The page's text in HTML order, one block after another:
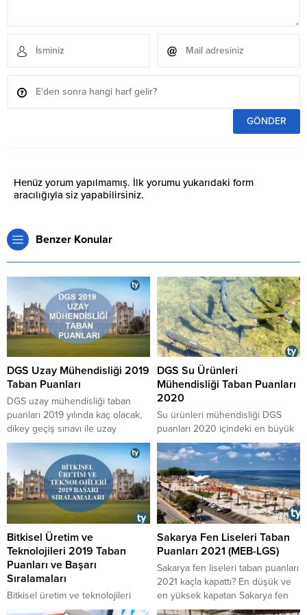
Henüz yorum yapılmamış. İlk yorumu yukarıdaki form
aracılığıyla siz yapabilirsiniz.
Benzer Konular
DGS Uzay Mühendisliği 2019
Taban Puanları
DGS uzay mühendisliği taban
puanları 2019 yılında kaç olacak,
dikey geçiş sınavı ile uzay
mühendisliği bölümüne kimler
hangi puan türü ile geçiş
yapabilir, DGS uzay mühendisliği
kontenjanları 2019 yılında kaç
olacaktır, 2018 DGS uzay
mühendisliği puanları içinde
bulunan en yüksek ve en düşük
uzay mühendisliği taban puanları
kaçtır gibi soruların...
DGS Su Ürünleri
Mühendisliği Taban Puanları
2020
​​​​​​​Su ürünleri mühendisliği DGS
puanları 2020 içindeki en büyük
taban puan ile en küçük taban
puan hangi üniversitelere aittir,
DGS su ürünleri mühendisliği
taban puanlar 2020 için neye
göre belirlenmektedir, DGS su
ürünleri mühendisliği taban
puanları 2020 listesindeki
puanlar kaça düşmüştür
sorularının cevapları ve DGS su
ürünleri mühendisliği puanları
2020...
Bitkisel Üretim ve
Teknolojileri 2019 Taban
Puanları ve Başarı
Sıralamaları
Bitkisel üretim ve teknolojileri
2019 başarı sıralamaları
Sakarya Fen Liseleri Taban
Puanları 2021 (MEB-LGS)
​​​​​​​Sakarya fen liseleri taban puanları
2021 kaçla kapattı? En düşük ve
en yüksek kapatan Sakarya fen
lisesi puanı kaçtır? 2021 Sakarya